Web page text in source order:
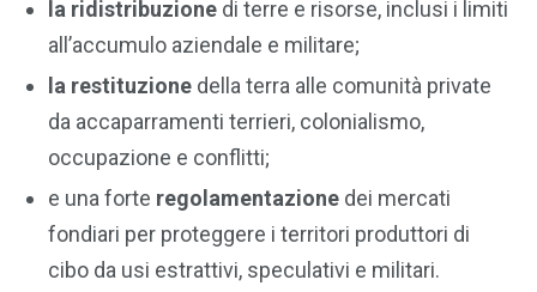
la ridistribuzione di terre e risorse, inclusi i limiti
all’accumulo aziendale e militare;
la restituzione della terra alle comunità private
da accaparramenti terrieri, colonialismo,
occupazione e conflitti;
e una forte regolamentazione dei mercati
fondiari per proteggere i territori produttori di
cibo da usi estrattivi, speculativi e militari.